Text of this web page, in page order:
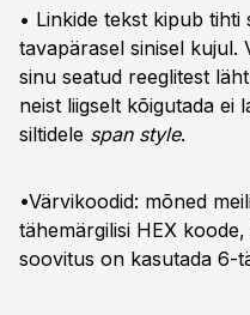
• Linkide tekst kipub
tavapärasel sinisel kujul.
sinu seatud reeglitest
neist liigselt kõigutada ei
siltidele span style.
•Värvikoodid: mõned
tähemärgilisi HEX
soovitus on kasutada 6-